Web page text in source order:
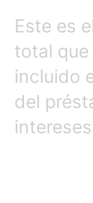
Este es
total que
incluido
del